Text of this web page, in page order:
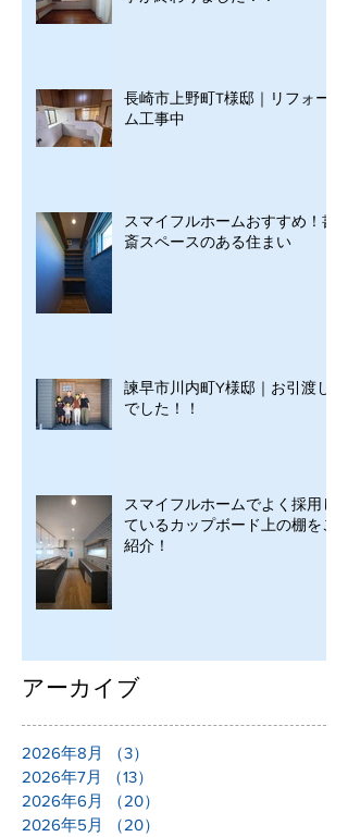
長崎市上野町T様邸｜リフォー
ム工事中
スマイフルホームおすすめ！書
斎スペースのある住まい
諫早市川内町Y様邸｜お引渡し
でした！！
スマイフルホームでよく採用し
ているカップボード上の棚をご
紹介！
アーカイブ
2026年8月 （3）
2026年7月
（13）
2026年6月
（20）
2026年5月
（20）